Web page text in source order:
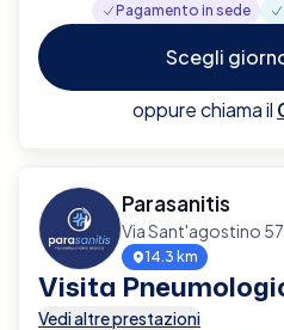
Pagamento in sede
Scegli
oppure chiama il
Parasanitis
Via Sant'agostino
14.3 km
Visita
Vedi altre prestazioni